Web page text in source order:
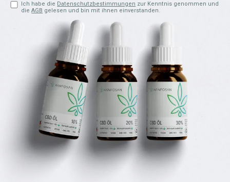
Ich habe die Datenschutzbestimmungen zur Kenntnis genommen und
dieAGB gelesen und bin mit ihnen einverstanden.